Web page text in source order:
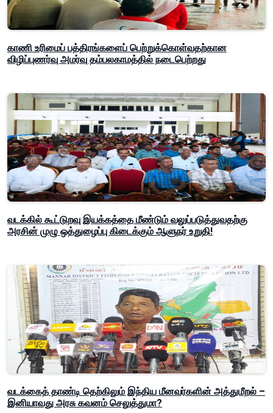
காணி உரிமைப் பத்திரங்களைப் பெற்றுக்கொள்வதற்கான
விழிப்புணர்வு அமர்வு தம்பலகாமத்தில் நடைபெற்றது
வடக்கில் கூட்டுறவு இயக்கத்தை மீண்டும் வலுப்படுத்துவதற்கு
அரசின் முழு ஒத்துழைப்பு கிடைக்கும் ஆளுநர் உறுதி!
வடக்கைத் தாண்டி தெற்கிலும் இந்திய மீனவர்களின் அத்துமீறல் –
இனியாவது அரசு கவனம் செலுத்துமா?